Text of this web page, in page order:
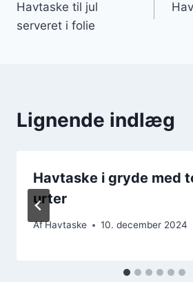
Havtaske til jul
serveret i folie
Lignende indlæg
Havtaske i gryde med
urter
AfHavtaske 10. december 2024